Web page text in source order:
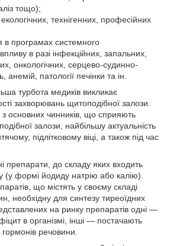
тощо);
технігенних, професійних
в програмах системного
в разі інфекційних, запальних,
онкологічних, серцево-судинно-
патології печінки та ін.
турбота медиків викликає
захворювань щитоподібної залози.
основних чинників, що сприяють
залози, найбільшу актуальність
підлітковому віці, а також під час
препарати, до складу яких входить
(у формі йодиду натрію або калію).
що містять у своєму складі
необхідну для синтезу тиреоїдних
на ринку препаратів одні —
в організмі, інші — постачають
речовини.